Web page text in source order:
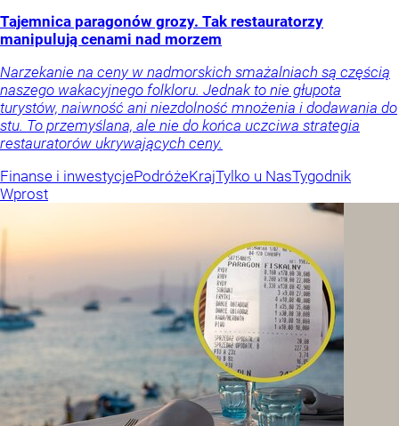
Tajemnica paragonów grozy. Tak restauratorzy
manipulują cenami nad morzem
Narzekanie na ceny w nadmorskich smażalniach są częścią
naszego wakacyjnego folkloru. Jednak to nie głupota
turystów, naiwność ani niezdolność mnożenia i dodawania do
stu. To przemyślana, ale nie do końca uczciwa strategia
restauratorów ukrywających ceny.
Finanse i inwestycjePodróżeKrajTylko u NasTygodnik
Wprost